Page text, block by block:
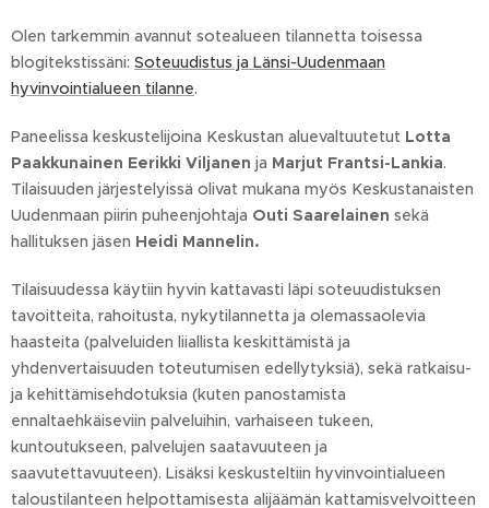
Olen tarkemmin avannut sotealueen tilannetta toisessa
blogitekstissäni: Soteuudistus ja Länsi-Uudenmaan
hyvinvointialueen tilanne.
Paneelissa keskustelijoina Keskustan aluevaltuutetut Lotta
Paakkunainen Eerikki Viljanen ja Marjut Frantsi-Lankia.
Tilaisuuden järjestelyissä olivat mukana myös Keskustanaisten
Uudenmaan piirin puheenjohtaja Outi Saarelainen sekä
hallituksen jäsen Heidi Mannelin.
Tilaisuudessa käytiin hyvin kattavasti läpi soteuudistuksen
tavoitteita, rahoitusta, nykytilannetta ja olemassaolevia
haasteita (palveluiden liiallista keskittämistä ja
yhdenvertaisuuden toteutumisen edellytyksiä), sekä ratkaisu-
ja kehittämisehdotuksia (kuten panostamista
ennaltaehkäiseviin palveluihin, varhaiseen tukeen,
kuntoutukseen, palvelujen saatavuuteen ja
saavutettavuuteen). Lisäksi keskusteltiin hyvinvointialueen
taloustilanteen helpottamisesta alijäämän kattamisvelvoitteen